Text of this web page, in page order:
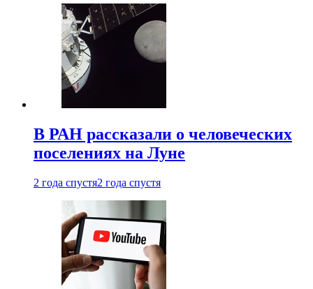
В РАН рассказали о человеческих
поселениях на Луне
2 года спустя2 года спустя